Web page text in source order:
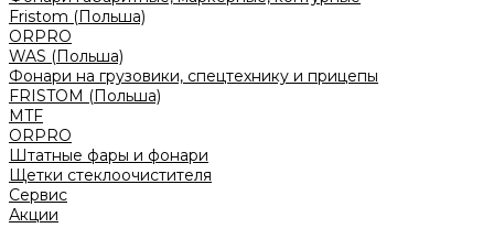
Fristom (Польша)
ORPRO
WAS (Польша)
Фонари на грузовики, спецтехнику и прицепы
FRISTOM (Польша)
MTF
ORPRO
Штатные фары и фонари
Щетки стеклоочистителя
Сервис
Акции